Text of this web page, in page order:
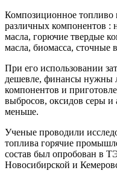
Композиционное топливо
различных компонентов :
масла, горючие твердые
масла, биомасса, сточные
При его использовании
дешевле, финансы нужны
компонентов и
выбросов, оксидов серы и
меньше.
Ученые проводили
топлива горячие
состав был опробован в
Новосибирской и